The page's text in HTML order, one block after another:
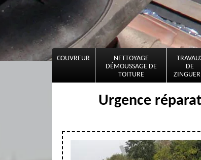
COUVREUR
NETTOYAGE
DÉMOUSSAGE DE
TOITURE
DE
Urgence